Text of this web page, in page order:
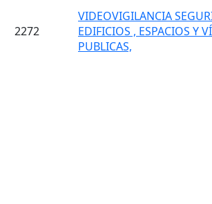
2272
VIDEOVIGILANCIA
EDIFICIOS , ESPACIOS Y
PUBLICAS,